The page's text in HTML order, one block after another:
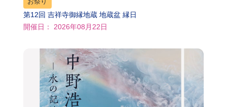
第12回 吉祥寺御縁地蔵 地蔵盆 縁日
開催日： 2026年08月22日